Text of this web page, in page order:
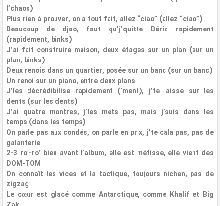
l’chaos)
Plus rien à prouver, on a tout fait, allez “ciao” (allez “ciao”)
Beaucoup de djao, faut qu’j’quitte Bériz rapidement
(rapidement, binks)
J’ai fait construire maison, deux étages sur un plan (sur un
plan, binks)
Deux renois dans un quartier, posée sur un banc (sur un banc)
Un renoi sur un piano, entre deux plans
J’les décrédibilise rapidement (‘ment), j’te laisse sur les
dents (sur les dents)
J’ai quatre montres, j’les mets pas, mais j’suis dans les
temps (dans les temps)
On parle pas aux condés, on parle en prix, j’te cala pas, pas de
galanterie
2-3 ro’-ro’ bien avant l’album, elle est métisse, elle vient des
DOM-TOM
On connaît les vices et la tactique, toujours nichen, pas de
zigzag
Le cœur est glacé comme Antarctique, comme Khalif et Big